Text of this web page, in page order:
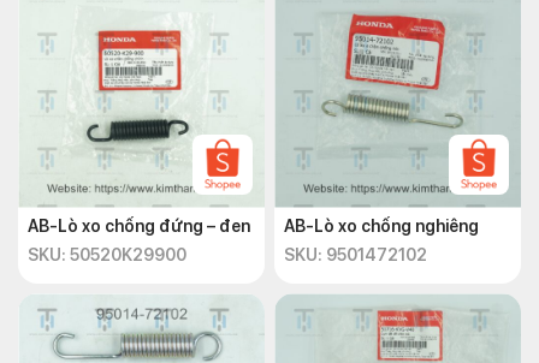
AB-Lò xo chống đứng – đen
SKU: 50520K29900
AB-Lò xo chống nghiêng
SKU: 9501472102